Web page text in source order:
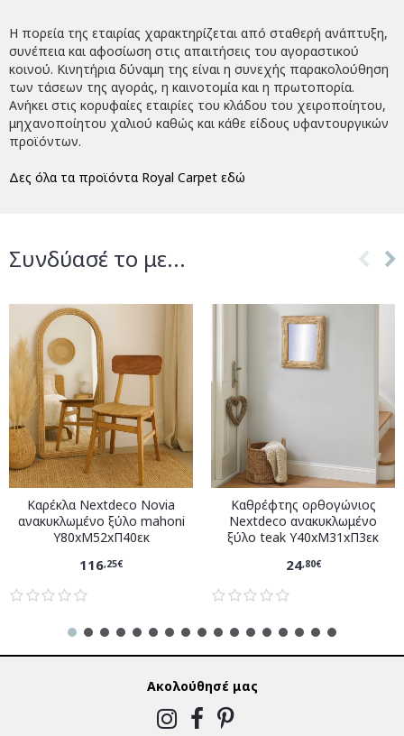
Η πορεία της εταιρίας χαρακτηρίζεται από σταθερή ανάπτυξη,
συνέπεια και αφοσίωση στις απαιτήσεις του αγοραστικού
κοινού. Κινητήρια δύναμη της είναι η συνεχής παρακολούθηση
των τάσεων της αγοράς, η καινοτομία και η πρωτοπορία.
Ανήκει στις κορυφαίες εταιρίες του κλάδου του χειροποίητου,
μηχανοποίητου χαλιού καθώς και κάθε είδους υφαντουργικών
προϊόντων.
Δες όλα τα προϊόντα Royal Carpet εδώ
Συνδύασέ το με...
Καρέκλα Nextdeco Novia
ανακυκλωμένο ξύλο mahoni
Υ80xM52xΠ40εκ
116,25€
Καθρέφτης ορθογώνιος
Nextdeco ανακυκλωμένο
ξύλο teak Υ40xM31xΠ3εκ
24,80€
Ακολούθησέ μας